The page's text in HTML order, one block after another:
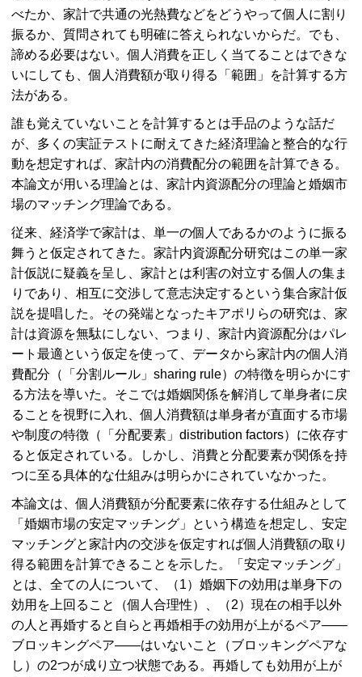
べたか、家計で共通の光熱費などをどうやって個人に割り
振るか、質問されても明確に答えられないからだ。でも、
諦める必要はない。個人消費を正しく当てることはできな
いにしても、個人消費額が取り得る「範囲」を計算する方
法がある。
誰も覚えていないことを計算するとは手品のような話だ
が、多くの実証テストに耐えてきた経済理論と整合的な行
動を想定すれば、家計内の消費配分の範囲を計算できる。
本論文が用いる理論とは、家計内資源配分の理論と婚姻市
場のマッチング理論である。
従来、経済学で家計は、単一の個人であるかのように振る
舞うと仮定されてきた。家計内資源配分研究はこの単一家
計仮説に疑義を呈し、家計とは利害の対立する個人の集ま
りであり、相互に交渉して意志決定するという集合家計仮
説を提唱した。その発端となったキアポリらの研究は、家
計は資源を無駄にしない、つまり、家計内資源配分はパレ
ート最適という仮定を使って、データから家計内の個人消
費配分（「分割ルール」sharing rule）の特徴を明らかにす
る方法を導いた。そこでは婚姻関係を解消して単身者に戻
ることを視野に入れ、個人消費額は単身者が直面する市場
や制度の特徴（「分配要素」distribution factors）に依存す
ると仮定されている。しかし、消費と分配要素が関係を持
つに至る具体的な仕組みは明らかにされていなかった。
本論文は、個人消費額が分配要素に依存する仕組みとして
「婚姻市場の安定マッチング」という構造を想定し、安定
マッチングと家計内の交渉を仮定すれば個人消費額の取り
得る範囲を計算できることを示した。「安定マッチング」
とは、全ての人について、（1）婚姻下の効用は単身下の
効用を上回ること（個人合理性）、（2）現在の相手以外
の人と再婚すると自らと再婚相手の効用が上がるペア――
ブロッキングペア――はいないこと（ブロッキングペアな
し）の2つが成り立つ状態である。再婚しても効用が上が